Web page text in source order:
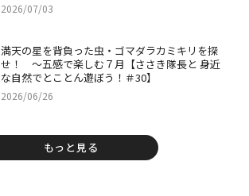
2026/07/03
満天の星を背負った虫・ゴマダラカミキリを探
せ！ ～五感で楽しむ７月【ささき隊長と 身近
な自然でとことん遊ぼう！＃30】
2026/06/26
もっと見る